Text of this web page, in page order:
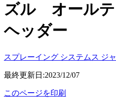
ズル オールテ
ヘッダー
スプレーイング システムス ジ
最終更新日:2023/12/07
このページを印刷